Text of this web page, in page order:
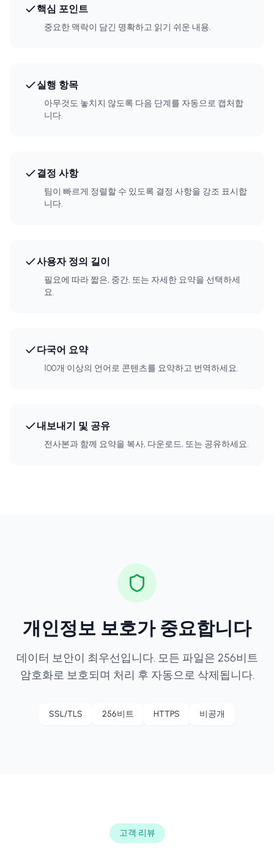
핵심 포인트
중요한 맥락이 담긴 명확하고 읽기 쉬운 내용.
실행 항목
아무것도 놓치지 않도록 다음 단계를 자동으로 캡처합
니다.
결정 사항
팀이 빠르게 정렬할 수 있도록 결정 사항을 강조 표시합
니다.
사용자 정의 길이
필요에 따라 짧은, 중간, 또는 자세한 요약을 선택하세
요.
다국어 요약
100개 이상의 언어로 콘텐츠를 요약하고 번역하세요.
내보내기 및 공유
전사본과 함께 요약을 복사, 다운로드, 또는 공유하세요.
개인정보 보호가 중요합니다
데이터 보안이 최우선입니다. 모든 파일은 256비트
암호화로 보호되며 처리 후 자동으로 삭제됩니다.
SSL/TLS 256비트 HTTPS 비공개
고객 리뷰